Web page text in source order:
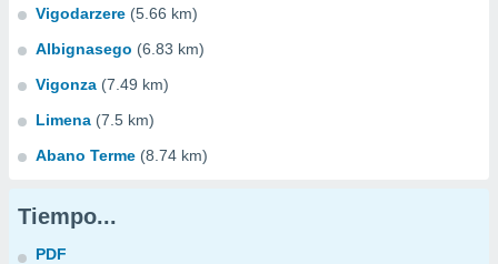
Vigodarzere (5.66 km)
Albignasego (6.83 km)
Vigonza (7.49 km)
Limena (7.5 km)
Abano Terme (8.74 km)
Tiempo...
PDF